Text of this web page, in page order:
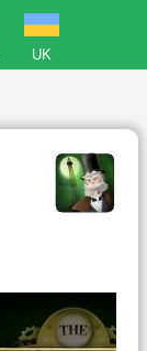
UK